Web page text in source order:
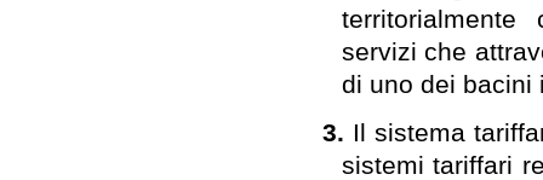
territorialmente
servizi che
di uno dei bacini
3. Il sistema
sistemi tariffari